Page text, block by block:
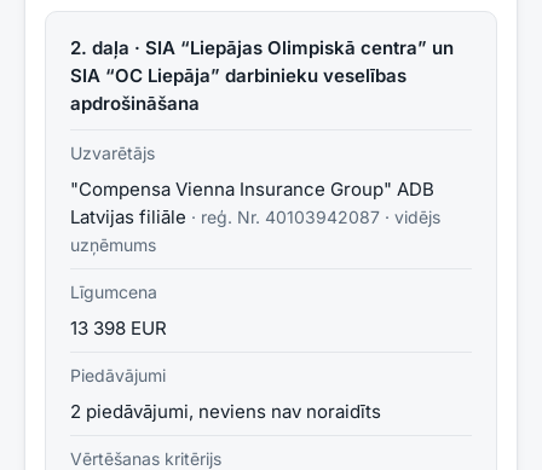
2. daļa · SIA “Liepājas Olimpiskā centra” un
SIA “OC Liepāja” darbinieku veselības
apdrošināšana
Uzvarētājs
"Compensa Vienna Insurance Group" ADB
Latvijas filiāle · reģ. Nr. 40103942087 · vidējs
uzņēmums
Līgumcena
13 398 EUR
Piedāvājumi
2 piedāvājumi, neviens nav noraidīts
Vērtēšanas kritērijs